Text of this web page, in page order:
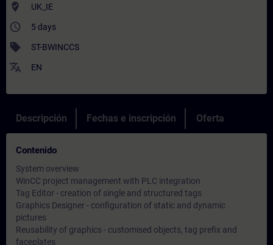
where_to_vote UK_IE
access_time 5 days
sell ST-BWINCCS
translate EN
Descripción Fechas e inscripción Oferta
Contenido
System overview
WinCC project management with PLC integration
Tag Editor - creation of single and structured tags
Graphics Designer - configuration of static and dynamic
pictures
Reusability of graphics - customised objects, tag prefix and
faceplates